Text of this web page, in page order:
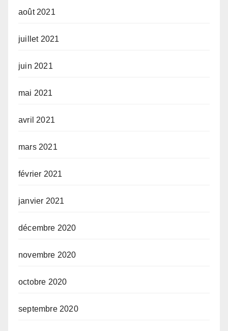
août 2021
juillet 2021
juin 2021
mai 2021
avril 2021
mars 2021
février 2021
janvier 2021
décembre 2020
novembre 2020
octobre 2020
septembre 2020